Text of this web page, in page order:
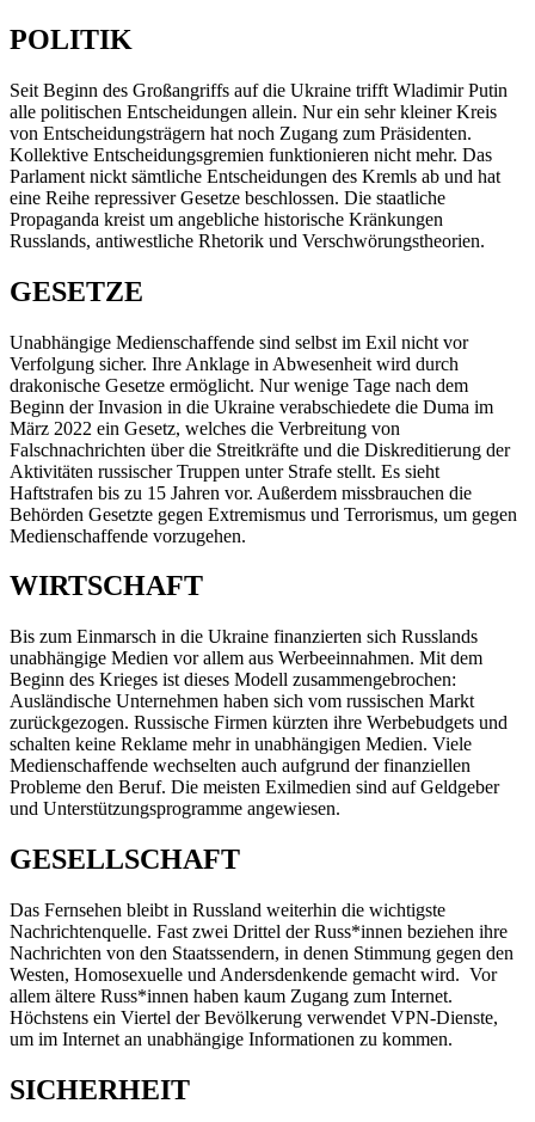
POLITIK
Seit Beginn des Großangriffs auf die Ukraine trifft Wladimir Putin
alle politischen Entscheidungen allein. Nur ein sehr kleiner Kreis
von Entscheidungsträgern hat noch Zugang zum Präsidenten.
Kollektive Entscheidungsgremien funktionieren nicht mehr. Das
Parlament nickt sämtliche Entscheidungen des Kremls ab und hat
eine Reihe repressiver Gesetze beschlossen. Die staatliche
Propaganda kreist um angebliche historische Kränkungen
Russlands, antiwestliche Rhetorik und Verschwörungstheorien.
GESETZE
Unabhängige Medienschaffende sind selbst im Exil nicht vor
Verfolgung sicher. Ihre Anklage in Abwesenheit wird durch
drakonische Gesetze ermöglicht. Nur wenige Tage nach dem
Beginn der Invasion in die Ukraine verabschiedete die Duma im
März 2022 ein Gesetz, welches die Verbreitung von
Falschnachrichten über die Streitkräfte und die Diskreditierung der
Aktivitäten russischer Truppen unter Strafe stellt. Es sieht
Haftstrafen bis zu 15 Jahren vor. Außerdem missbrauchen die
Behörden Gesetzte gegen Extremismus und Terrorismus, um gegen
Medienschaffende vorzugehen.
WIRTSCHAFT
Bis zum Einmarsch in die Ukraine finanzierten sich Russlands
unabhängige Medien vor allem aus Werbeeinnahmen. Mit dem
Beginn des Krieges ist dieses Modell zusammengebrochen:
Ausländische Unternehmen haben sich vom russischen Markt
zurückgezogen. Russische Firmen kürzten ihre Werbebudgets und
schalten keine Reklame mehr in unabhängigen Medien. Viele
Medienschaffende wechselten auch aufgrund der finanziellen
Probleme den Beruf. Die meisten Exilmedien sind auf Geldgeber
und Unterstützungsprogramme angewiesen.
GESELLSCHAFT
Das Fernsehen bleibt in Russland weiterhin die wichtigste
Nachrichtenquelle. Fast zwei Drittel der Russ*innen beziehen ihre
Nachrichten von den Staatssendern, in denen Stimmung gegen den
Westen, Homosexuelle und Andersdenkende gemacht wird. Vor
allem ältere Russ*innen haben kaum Zugang zum Internet.
Höchstens ein Viertel der Bevölkerung verwendet VPN-Dienste,
um im Internet an unabhängige Informationen zu kommen.
SICHERHEIT